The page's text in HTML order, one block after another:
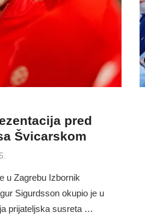
pred
Švicarskom
u Zagrebu Izbornik
Sigurdsson okupio je u
prijateljska susreta …